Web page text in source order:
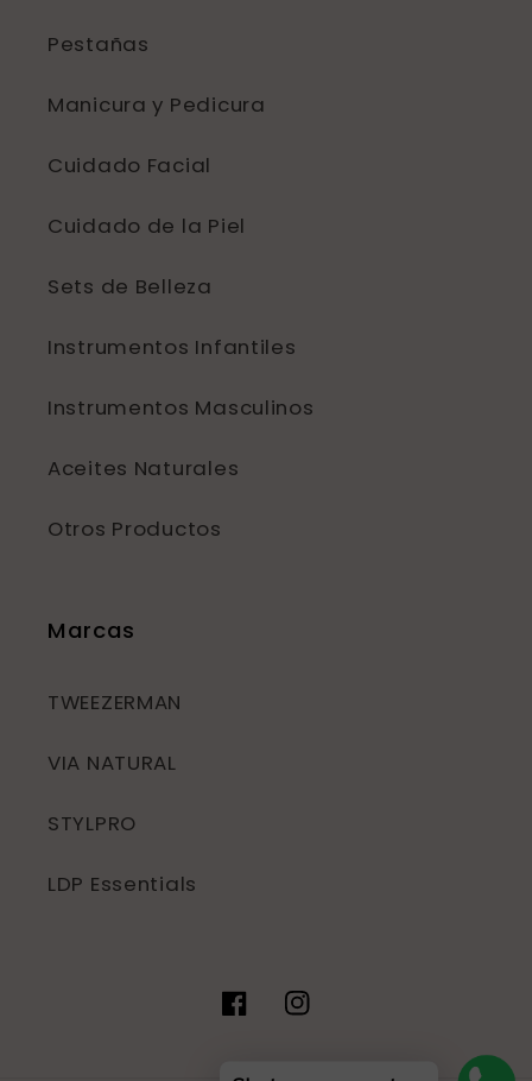
Pestañas
Manicura y Pedicura
Cuidado Facial
Cuidado de la Piel
Sets de Belleza
Instrumentos Infantiles
Instrumentos Masculinos
Aceites Naturales
Otros Productos
Marcas
TWEEZERMAN
VIA NATURAL
STYLPRO
LDP Essentials
FacebookInstagram